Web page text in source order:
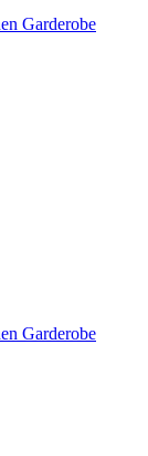
Garderobe
Garderobe